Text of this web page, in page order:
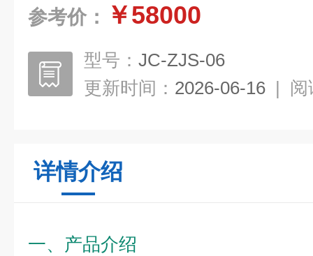
参考价： ￥58000
型号： JC-ZJS-06
更新时间： 2026-06-16 | 阅
详情介绍
一、产品介绍